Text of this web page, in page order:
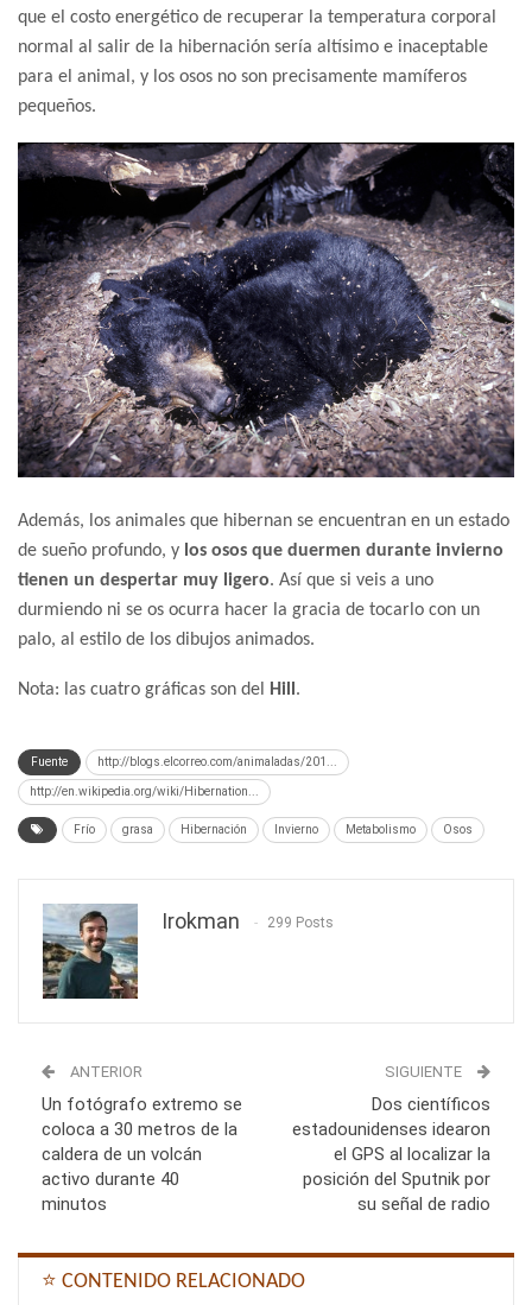
que el costo energético de recuperar la temperatura corporal
normal al salir de la hibernación sería altísimo e inaceptable
para el animal, y los osos no son precisamente mamíferos
pequeños.
Además, los animales que hibernan se encuentran en un estado
de sueño profundo, y los osos que duermen durante invierno
tienen un despertar muy ligero. Así que si veis a uno
durmiendo ni se os ocurra hacer la gracia de tocarlo con un
palo, al estilo de los dibujos animados.
Nota: las cuatro gráficas son del Hill .
Fuente http://blogs.elcorreo.com/animaladas/201...
http://en.wikipedia.org/wiki/Hibernation...
Frío grasa Hibernación Invierno Metabolismo Osos
Irokman 299 Posts
ANTERIOR
Un fotógrafo extremo se
coloca a 30 metros de la
caldera de un volcán
activo durante 40
minutos
SIGUIENTE
Dos científicos
estadounidenses idearon
el GPS al localizar la
posición del Sputnik por
su señal de radio
⭐ CONTENIDO RELACIONADO